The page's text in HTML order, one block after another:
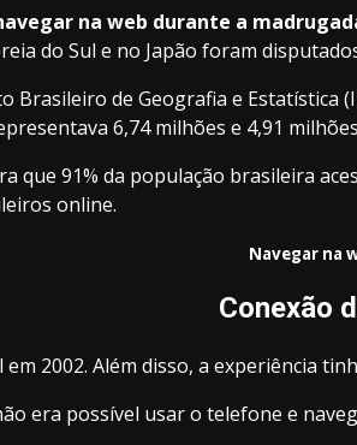
na web durante a
do Sul e no Japão foram
Brasileiro de Geografia e Estatística
6,74 milhões e 4,91
que 91% da população brasileira
online.
Navegar na
Conexão
2002. Além disso, a experiência
era possível usar o telefone e